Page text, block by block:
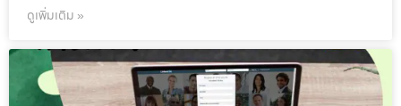
ดูเพิ่มเติม »